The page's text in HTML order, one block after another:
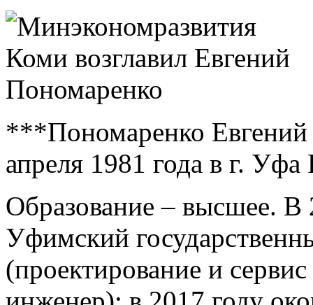
***Пономаренко Евгений
апреля 1981 года в г.
Образование – высшее. В
Уфимский
(проектирование и